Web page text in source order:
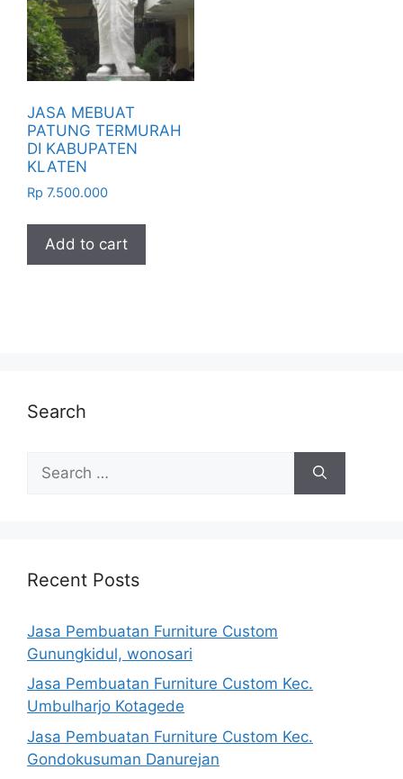
JASA MEBUAT
PATUNG TERMURAH
DI KABUPATEN
KLATEN
Rp 7.500.000
Add to cart
Search
for:
Recent Posts
Jasa Pembuatan Furniture Custom
Gunungkidul, wonosari
Jasa Pembuatan Furniture Custom Kec.
Umbulharjo Kotagede
Jasa Pembuatan Furniture Custom Kec.
Gondokusuman Danurejan